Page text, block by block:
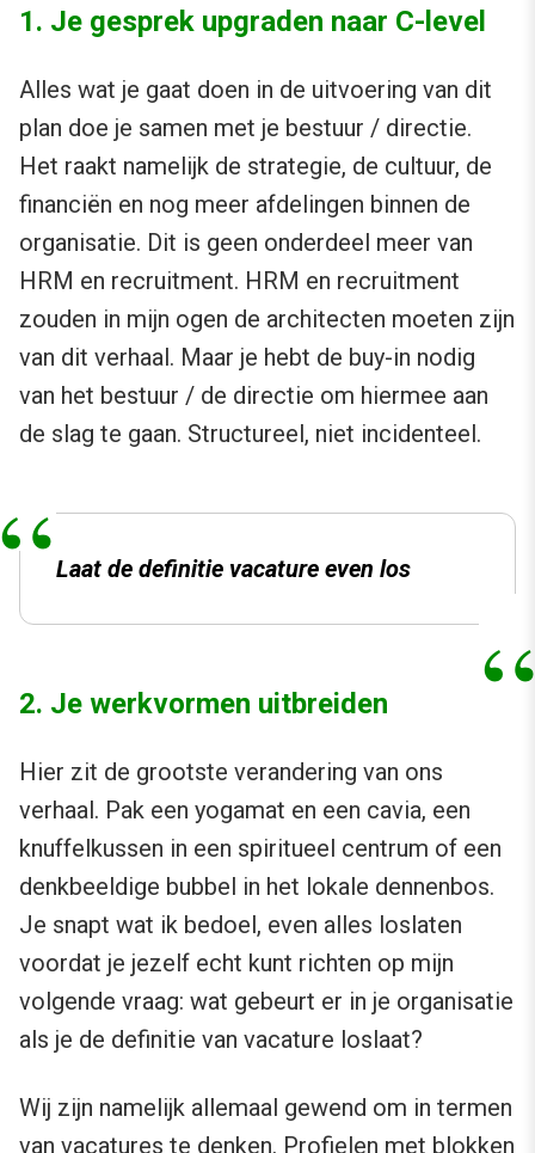
1. Je gesprek upgraden naar C-level
Alles wat je gaat doen in de uitvoering van dit
plan doe je samen met je bestuur / directie.
Het raakt namelijk de strategie, de cultuur, de
financiën en nog meer afdelingen binnen de
organisatie. Dit is geen onderdeel meer van
HRM en recruitment. HRM en recruitment
zouden in mijn ogen de architecten moeten zijn
van dit verhaal. Maar je hebt de buy-in nodig
van het bestuur / de directie om hiermee aan
de slag te gaan. Structureel, niet incidenteel.
Laat de definitie vacature even los
2. Je werkvormen uitbreiden
Hier zit de grootste verandering van ons
verhaal. Pak een yogamat en een cavia, een
knuffelkussen in een spiritueel centrum of een
denkbeeldige bubbel in het lokale dennenbos.
Je snapt wat ik bedoel, even alles loslaten
voordat je jezelf echt kunt richten op mijn
volgende vraag: wat gebeurt er in je organisatie
als je de definitie van vacature loslaat?
Wij zijn namelijk allemaal gewend om in termen
van vacatures te denken. Profielen met blokken